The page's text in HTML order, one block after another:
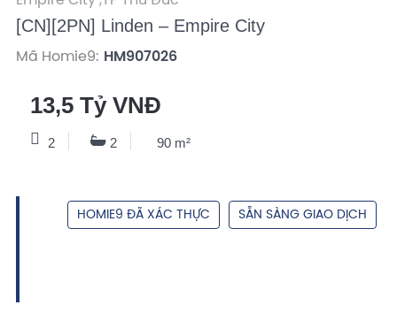
[CN][2PN] Linden – Empire City
Mã Homie9: HM907026
13,5 Tỷ VNĐ
2 2 90 m²
HOMIE9 ĐÃ XÁC THỰC SẴN SÀNG GIAO DỊCH